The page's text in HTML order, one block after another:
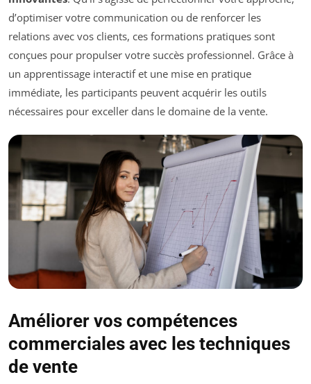
d’optimiser votre communication ou de renforcer les
relations avec vos clients, ces formations pratiques sont
conçues pour propulser votre succès professionnel. Grâce à
un apprentissage interactif et une mise en pratique
immédiate, les participants peuvent acquérir les outils
nécessaires pour exceller dans le domaine de la vente.
Améliorer vos compétences
commerciales avec les techniques
de vente